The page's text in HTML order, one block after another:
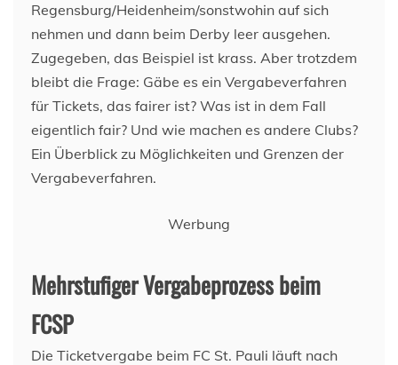
Regensburg/Heidenheim/sonstwohin auf sich
nehmen und dann beim Derby leer ausgehen.
Zugegeben, das Beispiel ist krass. Aber trotzdem
bleibt die Frage: Gäbe es ein Vergabeverfahren
für Tickets, das fairer ist? Was ist in dem Fall
eigentlich fair? Und wie machen es andere Clubs?
Ein Überblick zu Möglichkeiten und Grenzen der
Vergabeverfahren.
Werbung
Mehrstufiger Vergabeprozess beim
FCSP
Die Ticketvergabe beim FC St. Pauli läuft nach